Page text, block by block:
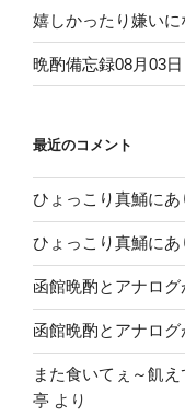
嬉しかったり嫌いに
晩酌備忘録08月03日
最近のコメント
ひょっこり真鯒にあ
ひょっこり真鯒にあ
函館晩酌とアナログ
函館晩酌とアナログ
また食いてぇ～飢
亭 より